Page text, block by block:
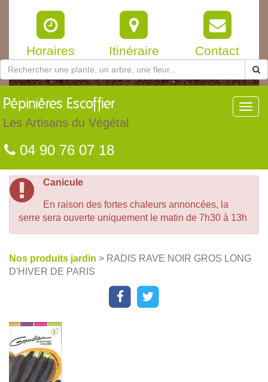
Horaires Itinéraire Contact
Pépinières Escoffier
Les Artisans du Végétal
04 90 76 07 18
Canicule
En raison des fortes chaleurs annoncées, la
serre sera ouverte uniquement le matin de 7h30 à 13h
Nos produits jardin > RADIS RAVE NOIR GROS LONG
D'HIVER DE PARIS